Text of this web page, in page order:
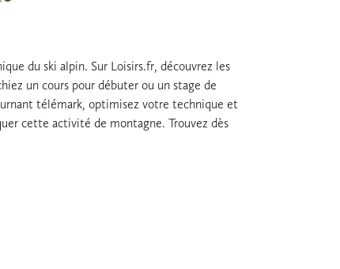
du ski alpin. Sur Loisirs.fr, découvrez les
un cours pour débuter ou un stage de
télémark, optimisez votre technique et
cette activité de montagne. Trouvez dès